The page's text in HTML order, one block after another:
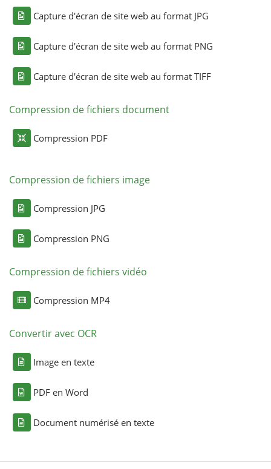
Capture d'écran de site web au format JPG
Capture d'écran de site web au format PNG
Capture d'écran de site web au format TIFF
Compression de fichiers document
Compression PDF
Compression de fichiers image
Compression JPG
Compression PNG
Compression de fichiers vidéo
Compression MP4
Convertir avec OCR
Image en texte
PDF en Word
Document numérisé en texte